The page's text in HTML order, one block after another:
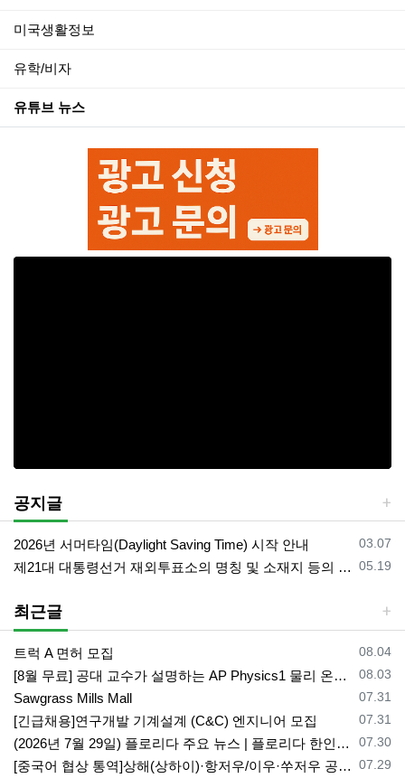
미국생활정보
유학/비자
유튜브 뉴스
공지글
등록일
03.07
2026년 서머타임(Daylight Saving Time) 시작 안내
등록일
05.19
제21대 대통령선거 재외투표소의 명칭 및 소재지 등의 공고/올랜도 제외 투표소
최근글
등록일
08.04
트럭 A 면허 모집
등록일
08.03
[8월 무료] 공대 교수가 설명하는 AP Physics1 물리 온라인 강의
등록일
07.31
Sawgrass Mills Mall
등록일
07.31
[긴급채용]연구개발 기계설계 (C&C) 엔지니어 모집
등록일
07.30
(2026년 7월 29일) 플로리다 주요 뉴스 | 플로리다 한인 닷컴
등록일
07.29
[중국어 협상 통역]상해(상하이)·항저우/이우·쑤저우 공급·제조 업체,공장 미팅 & 전시회 한중 원어민 프리랜서 비즈니스 통역사